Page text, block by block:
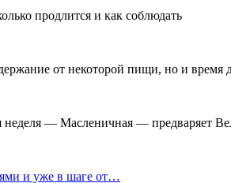
от некоторой пищи, но и
— Масленичная — предваряет
и уже в шаге от…